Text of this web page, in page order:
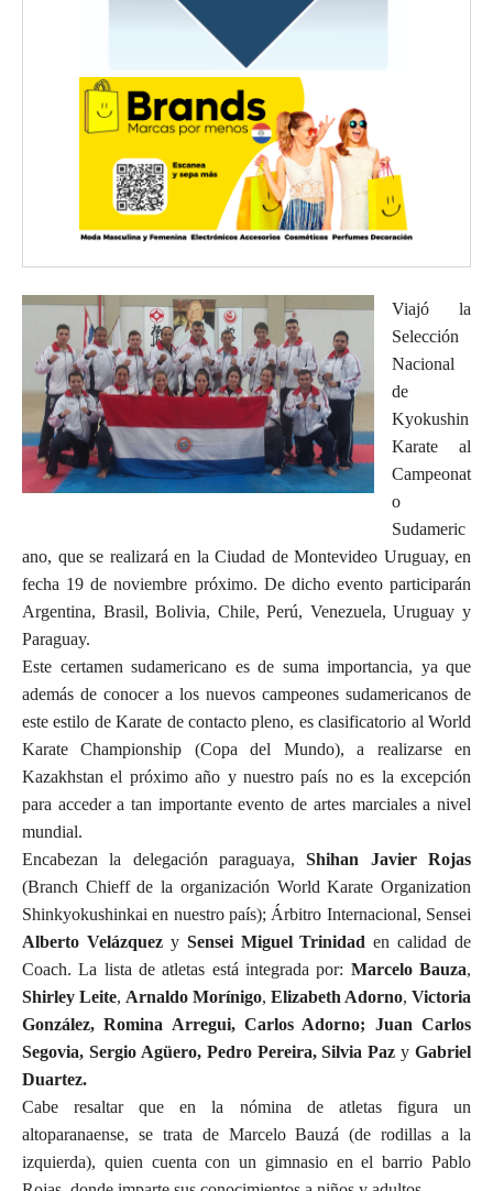
Viajó la
Selección
Nacional
de
Kyokushin
Karate al
Campeonat
o
Sudameric
ano, que se realizará en la Ciudad de Montevideo Uruguay, en
fecha 19 de noviembre próximo. De dicho evento participarán
Argentina, Brasil, Bolivia, Chile, Perú, Venezuela, Uruguay y
Paraguay.
Este certamen sudamericano es de suma importancia, ya que
además de conocer a los nuevos campeones sudamericanos de
este estilo de Karate de contacto pleno, es clasificatorio al World
Karate Championship (Copa del Mundo), a realizarse en
Kazakhstan el próximo año y nuestro país no es la excepción
para acceder a tan importante evento de artes marciales a nivel
mundial.
Encabezan la delegación paraguaya,Shihan Javier Rojas
(Branch Chieff de la organización World Karate Organization
Shinkyokushinkai en nuestro país); Árbitro Internacional, Sensei
Alberto Velázquez y Sensei Miguel Trinidad en calidad de
Coach. La lista de atletas está integrada por: Marcelo Bauza,
Shirley Leite, Arnaldo Morínigo, Elizabeth Adorno, Victoria
González, Romina Arregui, Carlos Adorno; Juan Carlos
Segovia, Sergio Agüero, Pedro Pereira, Silvia Pazy Gabriel
Duartez.
Cabe resaltar que en la nómina de atletas figura un
altoparanaense, se trata de Marcelo Bauzá (de rodillas a la
izquierda), quien cuenta con un gimnasio en el barrio Pablo